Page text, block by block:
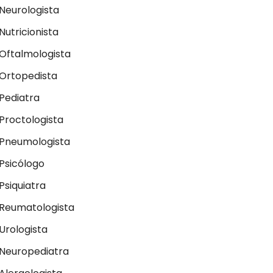
Neurologista
Nutricionista
Pediatra
Proctologista
Pneumologista
Psicólogo
Psiquiatra
Reumatologista
Urologista
Neuropediatra